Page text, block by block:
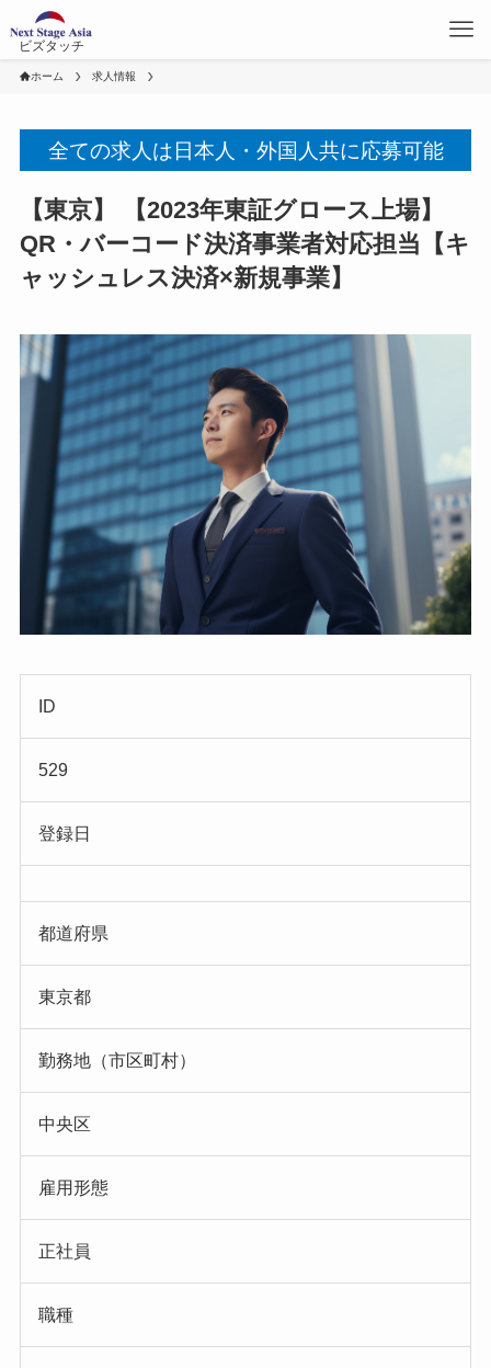
ビズタッチ
ホーム 求人情報
全ての求人は日本人・外国人共に応募可能
【東京】 【2023年東証グロース上場】
QR・バーコード決済事業者対応担当【キ
ャッシュレス決済×新規事業】
ID
529
登録日
都道府県
東京都
勤務地（市区町村）
中央区
雇用形態
正社員
職種